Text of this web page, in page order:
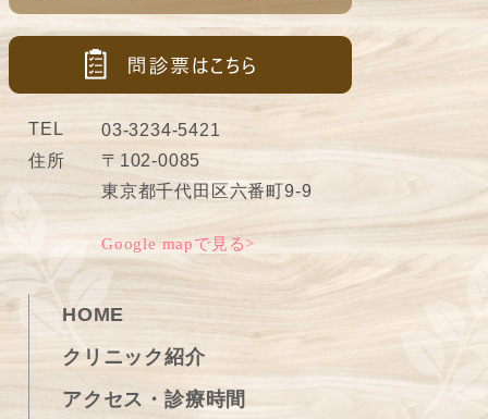
TEL
03-3234-5421
住所
〒102-0085
東京都千代田区六番町9-9
Google mapで見る>
HOME
クリニック紹介
アクセス・診療時間